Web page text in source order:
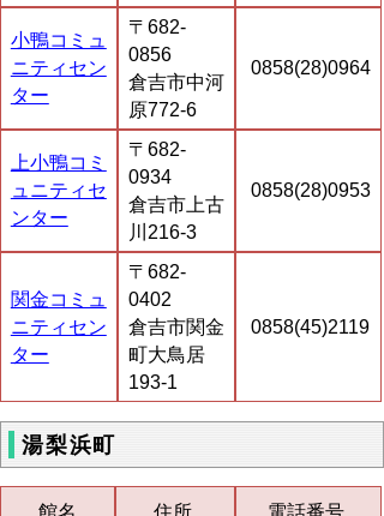
小鴨コミュ
ニティセン
ター
〒682-
0856
倉吉市中河
原772-6
0858(28)0964
上小鴨コミ
ュニティセ
ンター
〒682-
0934
倉吉市上古
川216-3
0858(28)0953
関金コミュ
ニティセン
ター
〒682-
0402
倉吉市関金
町大鳥居
193-1
0858(45)2119
湯梨浜町